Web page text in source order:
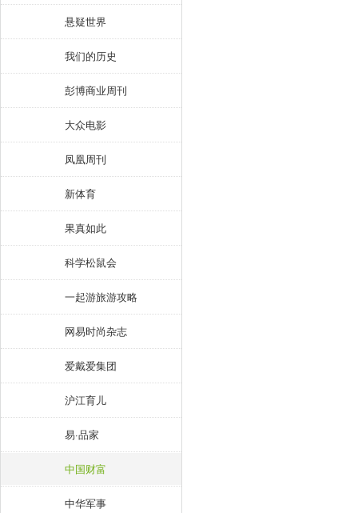
悬疑世界
我们的历史
彭博商业周刊
大众电影
凤凰周刊
新体育
果真如此
科学松鼠会
一起游旅游攻略
网易时尚杂志
爱戴爱集团
沪江育儿
易·品家
中国财富
中华军事